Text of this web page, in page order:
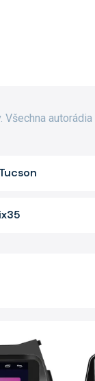
ix35